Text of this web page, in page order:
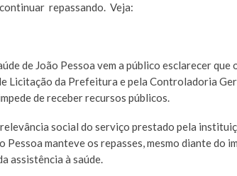
repassando. Veja:
de João Pessoa vem a público esclarecer
Licitação da Prefeitura e pela Controladoria
de receber recursos públicos.
social do serviço prestado pela
manteve os repasses, mesmo diante do
assistência à saúde.